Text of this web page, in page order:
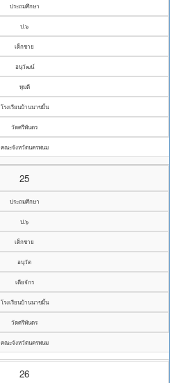
ประถมศึกษา
ป.๖
เด็กชาย
อนุวัฒน์
ทุมดี
โรงเรียนบ้านนาขมิ้น
วัดศรีพันดร
คณะจังหวัดนครพนม
25
ประถมศึกษา
ป.๖
เด็กชาย
อนุวัต
เตียจักร
โรงเรียนบ้านนาขมิ้น
วัดศรีพันดร
คณะจังหวัดนครพนม
26